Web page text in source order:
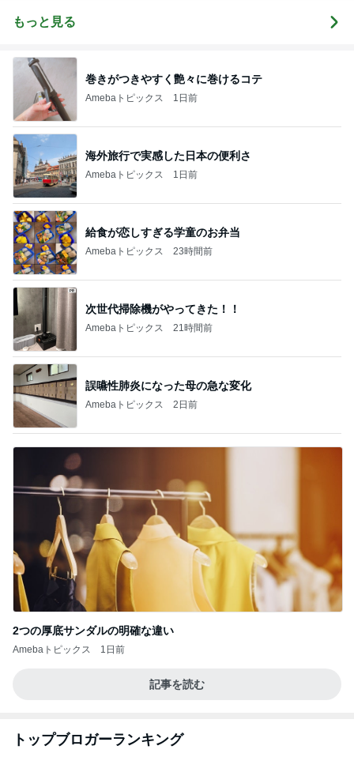
もっと見る
巻きがつきやすく艶々に巻けるコテ
Amebaトピックス 1日前
海外旅行で実感した日本の便利さ
Amebaトピックス 1日前
給食が恋しすぎる学童のお弁当
Amebaトピックス 23時間前
次世代掃除機がやってきた！！
Amebaトピックス 21時間前
誤嚥性肺炎になった母の急な変化
Amebaトピックス 2日前
2つの厚底サンダルの明確な違い
Amebaトピックス 1日前
記事を読む
トップブロガーランキング